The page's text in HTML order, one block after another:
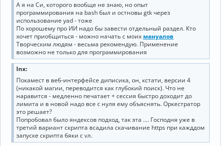
А я на Си, которого вообще не знаю, но опыт
программирования на bash был и остновы gtk через
использование yad - тоже
По хорошему про ИИ надо бы завести отдельный раздел. Кто
хочет приобщиться - можно начать с моих мануалов
Творческим людям - весьма рекомендую. Применение
возможно не только для программирования
lnx:
Покамест в веб-интерфейсе диписика, он, кстати, версии 4
(никакой магии, переводится как глубокий поиск). Что не
наравится - медленно печатает + сессия быстро доходит до
лимита и в новой надо все с нуля ему объяснять. Оркестратор
это решает?
Попробовал было яндексов подход, так эта .... Господня уже в
третий вариант скрипта всадила скачивание https при кажддом
запуске скрипта бяки с vл.